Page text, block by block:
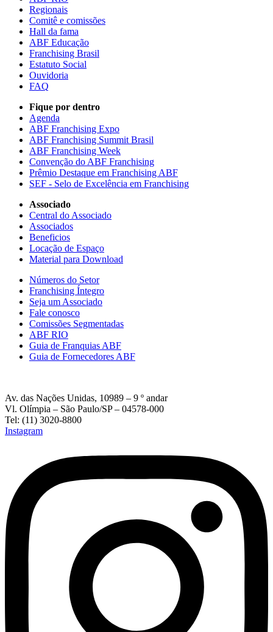
Regionais
Comitê e comissões
Hall da fama
ABF Educação
Franchising Brasil
Estatuto Social
Ouvidoria
FAQ
Fique por dentro
Agenda
ABF Franchising Expo
ABF Franchising Summit Brasil
ABF Franchising Week
Convenção do ABF Franchising
Prêmio Destaque em Franchising ABF
SEF - Selo de Excelência em Franchising
Associado
Central do Associado
Associados
Beneficios
Locação de Espaço
Material para Download
Números do Setor
Franchising Íntegro
Seja um Associado
Fale conosco
Comissões Segmentadas
ABF RIO
Guia de Franquias ABF
Guia de Fornecedores ABF
Av. das Nações Unidas, 10989 – 9 º andar
Vl. Olímpia – São Paulo/SP – 04578-000
Tel: (11) 3020-8800
Instagram